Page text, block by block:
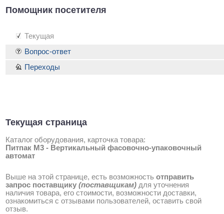
Помощник посетителя
Текущая
Текущая страница
Каталог оборудования, карточка товара:
Питпак М3 - Вертикальный фасовочно-упаковочный
автомат
Выше на этой странице, есть возможность отправить
запрос поставщику (поставщикам) для уточнения
наличия товара, его стоимости, возможности доставки,
ознакомиться с отзывами пользователей, оставить свой
отзыв.
Вопрос-ответ
Переходы